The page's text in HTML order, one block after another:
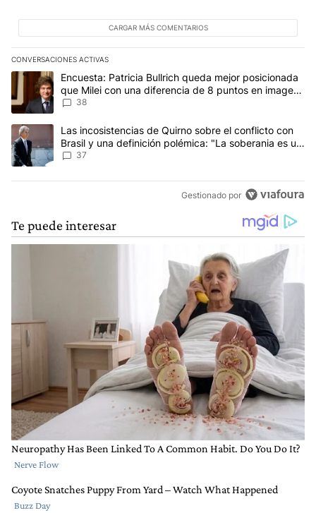
CARGAR MÁS COMENTARIOS
CONVERSACIONES ACTIVAS
Este listado muestra los artículos con más comentarios en los
Un artículo de tendencia con el título "Encuesta: Patricia
Encuesta: Patricia Bullrich queda mejor posicionada
que Milei con una diferencia de 8 puntos en imagen
negativa
38
Un artículo de tendencia con el título "Las incosistencias de
Las incosistencias de Quirno sobre el conflicto con
Brasil y una definición polémica: "La soberania es un
concepto antiguo"
37
Gestionado por